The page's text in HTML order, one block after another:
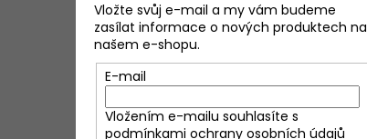
Vložte svůj e-mail a my vám budeme
zasílat informace o nových produktech na
našem e-shopu.
E-mail
Vložením e-mailu souhlasíte s
podmínkami ochrany osobních údajů